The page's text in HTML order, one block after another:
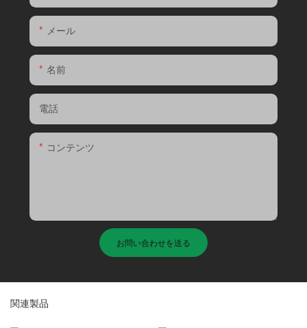
メール
名前
電話
コンテンツ
お問い合わせを送る
関連製品